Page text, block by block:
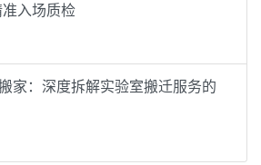
入场质检
家：深度拆解实验室搬迁服务的